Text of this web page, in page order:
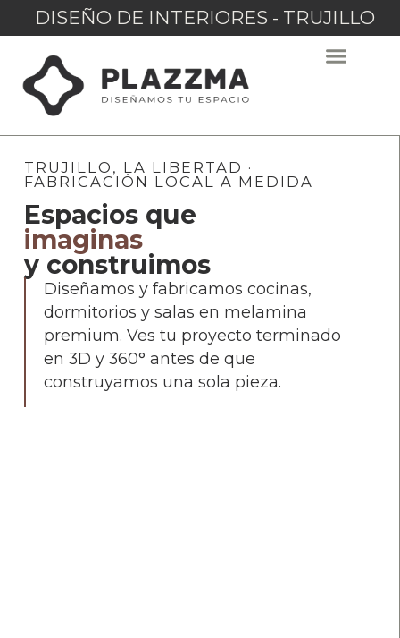
DISEÑO DE INTERIORES - TRUJILLO
TRUJILLO, LA LIBERTAD ·
FABRICACIÓN LOCAL A MEDIDA
Espacios que
imaginas
y construimos
Diseñamos y fabricamos cocinas,
dormitorios y salas en melamina
premium. Ves tu proyecto terminado
en 3D y 360° antes de que
construyamos una sola pieza.